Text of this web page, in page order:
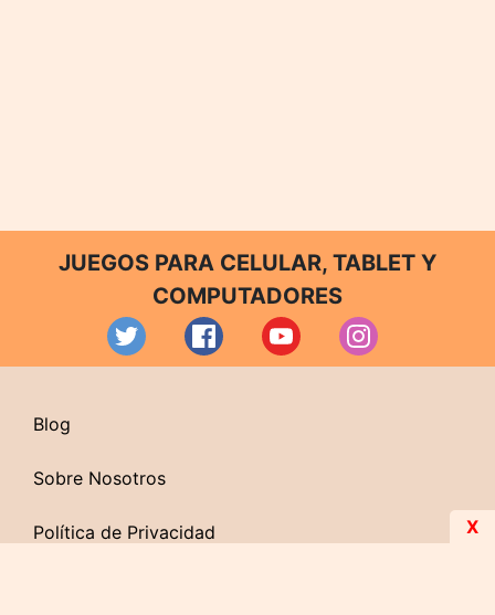
JUEGOS PARA CELULAR, TABLET Y
COMPUTADORES
Blog
Sobre Nosotros
Política de Privacidad X